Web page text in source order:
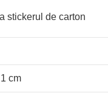
stickerul de carton
cm